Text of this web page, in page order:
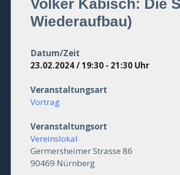
Volker Kabisch: Die
Wiederaufbau)
Datum/Zeit
23.02.2024 / 19:30 - 21:30 Uhr
Veranstaltungsart
Vortrag
Veranstaltungsort
Vereinslokal
Germersheimer Strasse 86
90469 Nürnberg